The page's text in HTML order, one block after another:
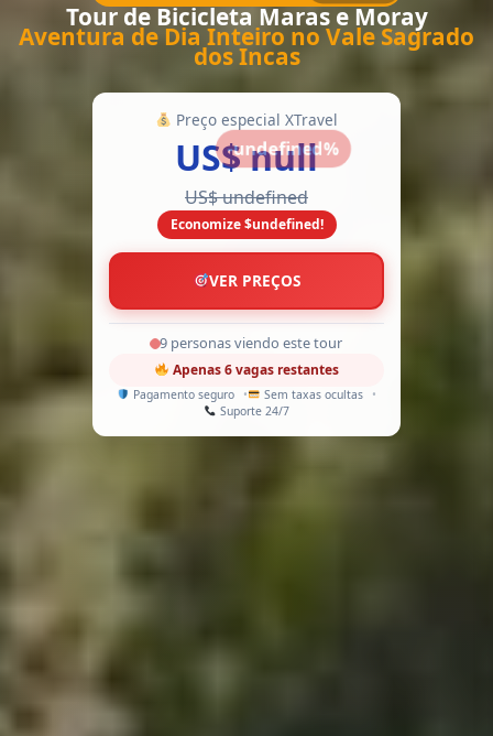
Tour de Bicicleta Maras e Moray
Aventura de Dia Inteiro no Vale Sagrado
dos Incas
Preço especial XTravel
US$ null
-undefined%
US$ undefined
Economize $undefined!
VER PREÇOS
15 personas viendo este tour
Apenas 6 vagas restantes
Pagamento seguro
Sem taxas ocultas
Suporte 24/7